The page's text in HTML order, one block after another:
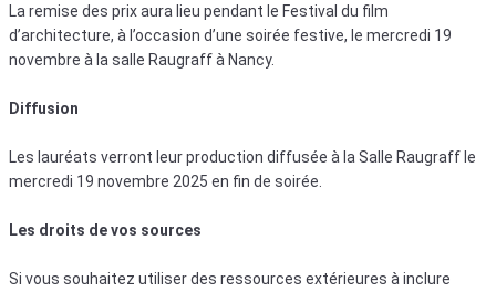
La remise des prix aura lieu pendant le Festival du film
d’architecture, à l’occasion d’une soirée festive, le mercredi 19
novembre à la salle Raugraff à Nancy.
Diffusion
Les lauréats verront leur production diffusée à la Salle Raugraff le
mercredi 19 novembre 2025 en fin de soirée.
Les droits de vos sources
Si vous souhaitez utiliser des ressources extérieures à inclure